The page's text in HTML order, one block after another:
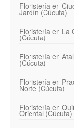
Floristería en
Jardín (Cúcuta)
Floristería en La
(Cúcuta)
Floristería en
(Cúcuta)
Floristería en
Norte (Cúcuta)
Floristería en
Oriental (Cúcuta)